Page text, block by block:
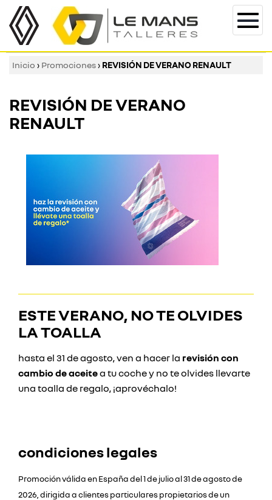
Inicio › Promociones› REVISIÓN DE VERANO RENAULT
REVISIÓN DE VERANO
RENAULT
ESTE VERANO, NO TE OLVIDES
LA TOALLA
hasta el 31 de agosto, ven a hacer la revisión con
cambio de aceitea tu coche y no te olvides llevarte
una toalla de regalo, ¡aprovéchalo!
condiciones legales
Promoción válida en España del 1 de julio al 31 de agosto de
2026, dirigida a clientes particulares propietarios de un